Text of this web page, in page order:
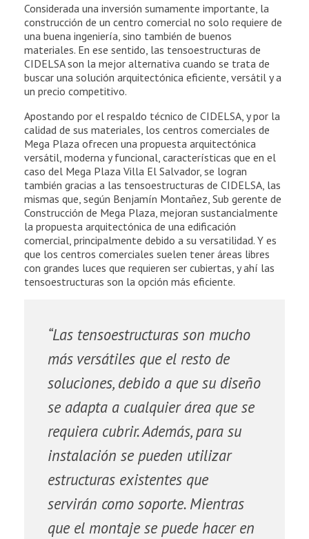
o
p
c
i
ó
n
m
á
s
e
Considerada una inversión sumamente importante, la
construcción de un centro comercial no solo requiere de
una buena ingeniería, sino también de buenos
materiales. En ese sentido, las tensoestructuras de
CIDELSA son la mejor alternativa cuando se trata de
buscar una solución arquitectónica eficiente, versátil y a
un precio competitivo.
Apostando por el respaldo técnico de CIDELSA, y por la
calidad de sus materiales, los centros comerciales de
Mega Plaza ofrecen una propuesta arquitectónica
versátil, moderna y funcional, características que en el
caso del Mega Plaza Villa El Salvador, se logran
también gracias a las tensoestructuras de CIDELSA, las
mismas que, según Benjamín Montañez, Sub gerente de
Construcción de Mega Plaza, mejoran sustancialmente
la propuesta arquitectónica de una edificación
comercial, principalmente debido a su versatilidad. Y es
que los centros comerciales suelen tener áreas libres
con grandes luces que requieren ser cubiertas, y ahí las
tensoestructuras son la opción más eficiente.
“Las tensoestructuras son mucho
más versátiles que el resto de
soluciones, debido a que su diseño
se adapta a cualquier área que se
requiera cubrir. Además, para su
instalación se pueden utilizar
estructuras existentes que
servirán como soporte. Mientras
que el montaje se puede hacer en